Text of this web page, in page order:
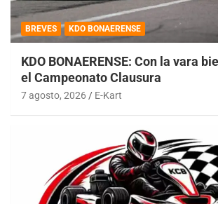
BREVES KDO BONAERENSE
KDO BONAERENSE: Con la vara
el Campeonato Clausura
7 agosto, 2026 E-Kart